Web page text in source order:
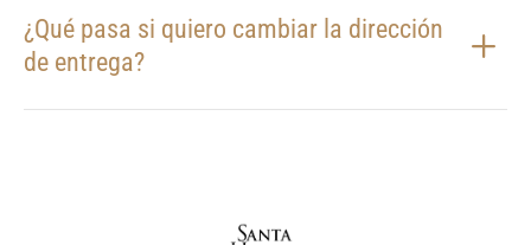
¿Qué pasa si quiero cambiar la dirección
de entrega?